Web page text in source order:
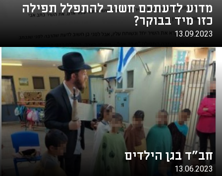
מדוע לדעתכם חשוב להתפלל תפילה
כזו מיד בבוקר?
13.09.2023
חב"ד בגן הילדים
13.06.2023